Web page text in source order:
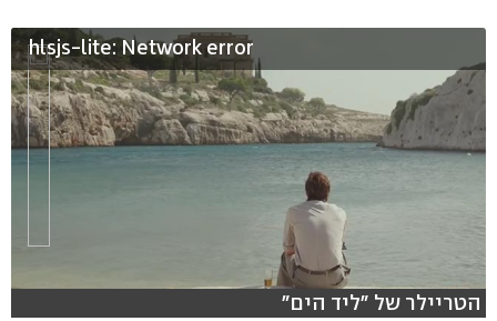
hlsjs-lite: Network error
הטריילר של "ליד הים"